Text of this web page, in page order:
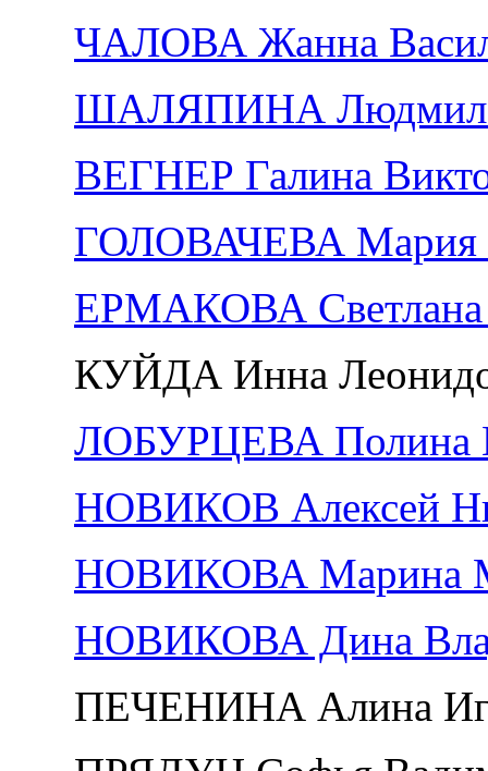
ЧАЛОВА Жанна
ШАЛЯПИНА Людмила
ВЕГНЕР Галина
ГОЛОВАЧЕВА Мария
ЕРМАКОВА Светлана
КУЙДА Инна
ЛОБУРЦЕВА Полина
НОВИКОВ Алексей
НОВИКОВА Марина
НОВИКОВА Дина
ПЕЧЕНИНА Алина